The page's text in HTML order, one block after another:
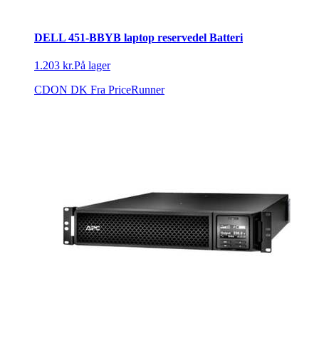
DELL 451-BBYB laptop reservedel Batteri
1.203 kr.På lager
CDON DK Fra PriceRunner